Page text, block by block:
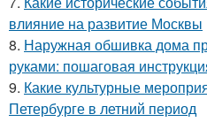
влияние на развитие Москвы
8. Наружная обшивка дома
руками: пошаговая
9. Какие культурные
Петербурге в летний период